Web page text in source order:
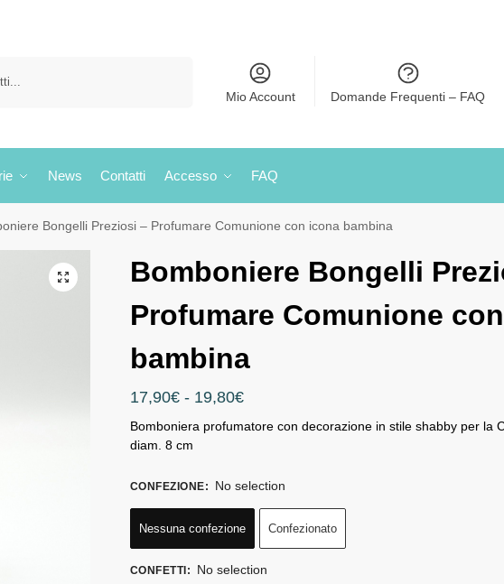
Mio Account Domande Frequenti – FAQ
News Contatti Accesso FAQ
Bongelli Preziosi – Profumare Comunione con icona bambina
Bomboniere Bongelli
Profumare Comunione
bambina
17,90€ - 19,80€
Bomboniera profumatore con decorazione in stile shabby per la
diam. 8 cm
CONFEZIONE: No selection
Nessuna confezione Confezionato
CONFETTI: No selection